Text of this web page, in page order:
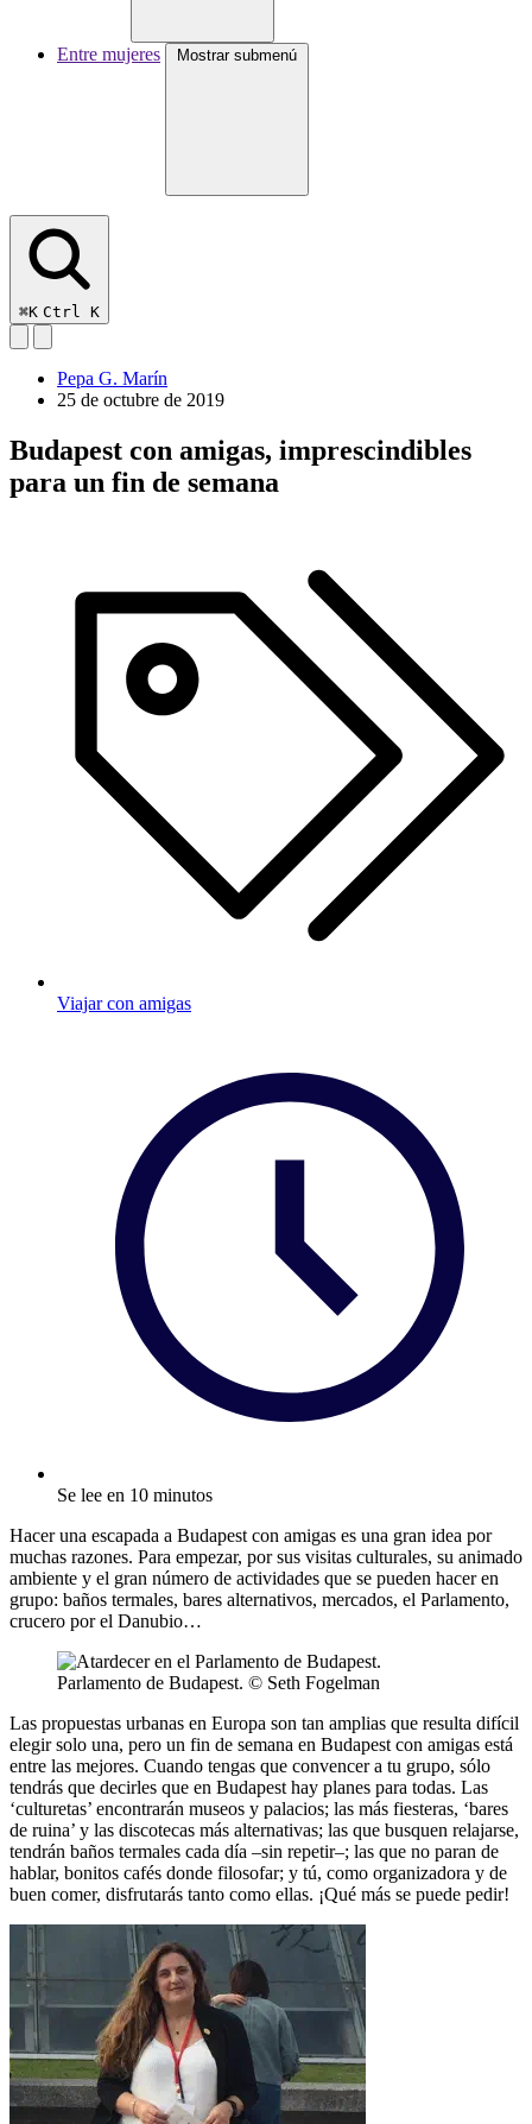
Entre mujeres Mostrar submenú
⌘K Ctrl K
Pepa G. Marín
25 de octubre de 2019
Budapest con amigas, imprescindibles
para un fin de semana
Viajar con amigas
Se lee en 10 minutos
Hacer una escapada a Budapest con amigas es una gran idea por
muchas razones. Para empezar, por sus visitas culturales, su animado
ambiente y el gran número de actividades que se pueden hacer en
grupo: baños termales, bares alternativos, mercados, el Parlamento,
crucero por el Danubio…
Parlamento de Budapest. © Seth Fogelman
Las propuestas urbanas en Europa son tan amplias que resulta difícil
elegir solo una, pero un fin de semana en Budapest con amigas está
entre las mejores. Cuando tengas que convencer a tu grupo, sólo
tendrás que decirles que en Budapest hay planes para todas. Las
‘culturetas’ encontrarán museos y palacios; las más fiesteras, ‘bares
de ruina’ y las discotecas más alternativas; las que busquen relajarse,
tendrán baños termales cada día –sin repetir–; las que no paran de
hablar, bonitos cafés donde filosofar; y tú, como organizadora y de
buen comer, disfrutarás tanto como ellas. ¡Qué más se puede pedir!